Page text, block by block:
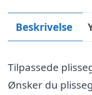
Beskrivelse
Tilpassede
Ønsker du